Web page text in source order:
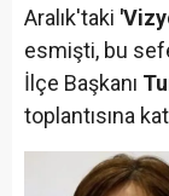
Aralık'taki
esmişti, bu
İlçe Başkanı
toplantısına